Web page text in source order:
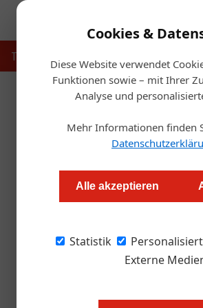
Cookies &
Diese Website verwendet
Funktionen sowie – mit Ihrer
Analyse und
Mehr Informationen finden
Alle akzeptieren
Statistik
Externe
Touristik
Was die
Redaktion
Was bedeutet die
Mitbewerber